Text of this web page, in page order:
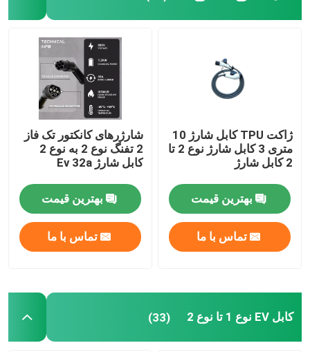
ژاکت TPU کابل شارژ 10
متری 3 کابل شارژ نوع 2 تا
2 کابل شارژ
بهترین قیمت
تماس با ما
شارژرهای کانکتور تک فاز
2 تفنگ نوع 2 به نوع 2
کابل شارژ Ev 32a
بهترین قیمت
تماس با ما
کابل EV نوع 1 تا نوع 2 (33)